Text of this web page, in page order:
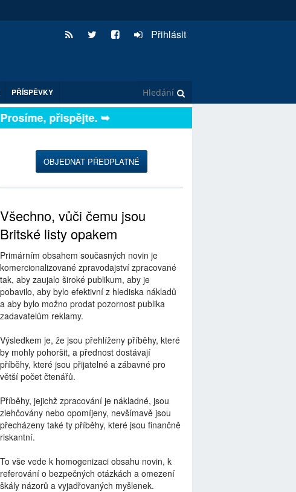
Přihlásit
PŘÍSPĚVKY
přispějte. ➥
OBJEDNAT PŘEDPLATNÉ
Všechno, vůči čemu jsou
Britské listy opakem
Primárním obsahem současných novin je
komercionalizované zpravodajství zpracované
tak, aby zaujalo široké publikum, aby je
pobavilo, aby bylo efektivní z hlediska nákladů
a aby bylo možno prodat pozornost publika
zadavatelům reklamy.
Výsledkem je, že jsou přehlíženy příběhy, které
by mohly pohoršit, a přednost dostávají
příběhy, které jsou přijatelné a zábavné pro
větší počet čtenářů.
Příběhy, jejichž zpracování je nákladné, jsou
zlehčovány nebo opomíjeny, nevšímavě jsou
přecházeny také ty příběhy, které jsou finančně
riskantní.
To vše vede k homogenizaci obsahu novin, k
referování o bezpečných otázkách a omezení
škály názorů a vyjadřovaných myšlenek.